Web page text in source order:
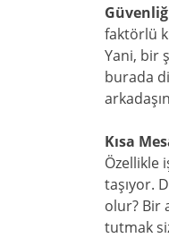
faktörlü
Yani, bir
burada
Kısa
Özellikle
taşıyor.
olur? Bir
tutmak